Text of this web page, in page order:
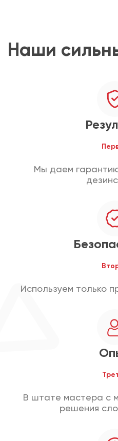
Наши
Мы даем
Используем только
В штате мастера с
решения